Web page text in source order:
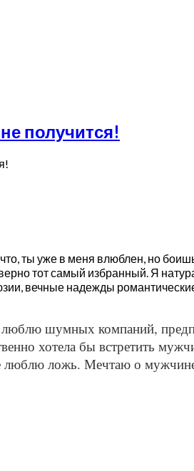
получится!
ты уже в меня влюблен, но
тот самый избранный. Я
вечные надежды
шумных компаний,
хотела бы встретить
ложь. Мечтаю о мужчине